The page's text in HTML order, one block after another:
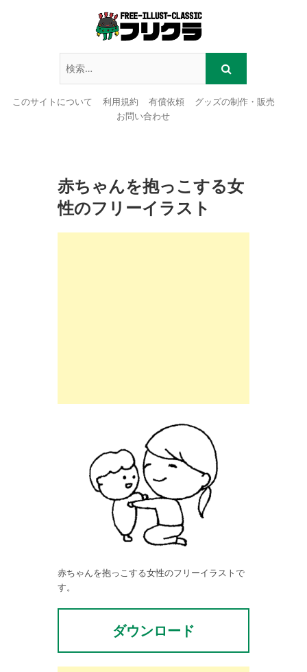
このサイトについて 利用規約 有償依頼
グッズの制作・販売
お問い合わせ
赤ちゃんを抱っこする女
性のフリーイラスト
赤ちゃんを抱っこする女性のフリーイラストで
す。
ダウンロード